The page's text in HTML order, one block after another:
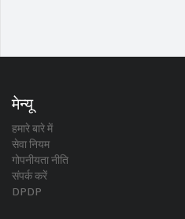
मेन्यू
हमारे बारे में
सेवा नियम
गोपनीयता नीति
संपर्क करें
DPDP